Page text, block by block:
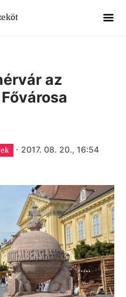
az
· 2017. 08. 20., 16:54